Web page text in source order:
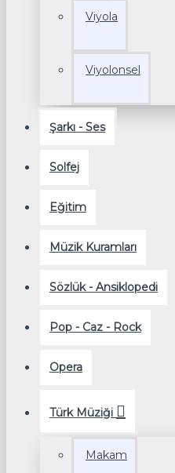
Viyola
Viyolonsel
Şarkı - Ses
Solfej
Eğitim
Müzik Kuramları
Sözlük - Ansiklopedi
Pop - Caz - Rock
Opera
Türk Müziği
Makam